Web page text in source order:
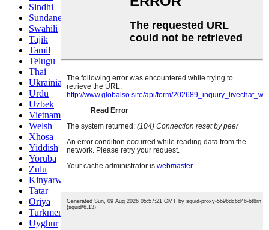
Sindhi
Sundanese
Swahili
Tajik
Tamil
Telugu
Thai
Ukrainian
Urdu
Uzbek
Vietnamese
Welsh
Xhosa
Yiddish
Yoruba
Zulu
Kinyarwanda
Tatar
Oriya
Turkmen
Uyghur